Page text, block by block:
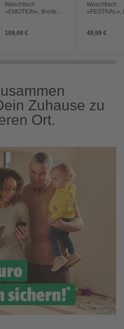
Waschtisch
»EMOTION«, Breite:
109,00 €
Waschtisch
»FESTIVAL«,
49,99 €
Zuhause zu
Ort.